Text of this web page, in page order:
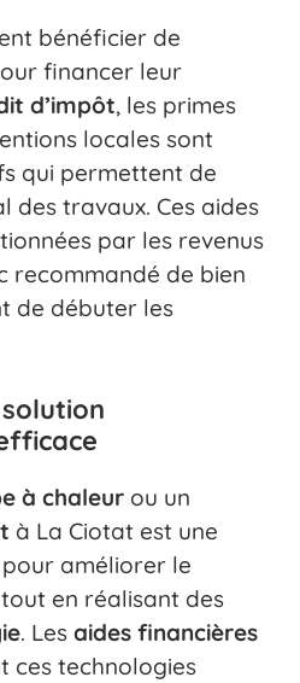
bénéficier de
financer leur
d’impôt, les primes
locales sont
qui permettent de
des travaux. Ces aides
par les revenus
recommandé de bien
de débuter les
à chaleur ou un
à La Ciotat est une
améliorer le
en réalisant des
. Les aides financières
ces technologies